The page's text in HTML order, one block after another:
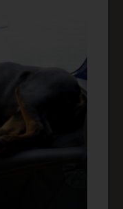
die Artikel, die ein
hat, über ein
von Cookies durch
entsprechenden
verhindern und
widersprechen.
gelöscht